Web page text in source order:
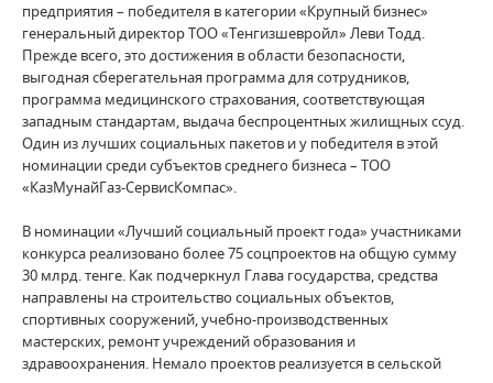
предприятия – победителя в категории «Крупный бизнес»
генеральный директор ТОО «Тенгизшевройл» Леви Тодд.
Прежде всего, это достижения в области безопасности,
выгодная сберегательная программа для сотрудников,
программа медицинского страхования, соответствующая
западным стандартам, выдача беспроцентных жилищных ссуд.
Один из лучших социальных пакетов и у победителя в этой
номинации среди субъектов среднего бизнеса – ТОО
«КазМунайГаз-СервисКомпас».
В номинации «Лучший социальный проект года» участниками
конкурса реализовано более 75 соцпроектов на общую сумму
30 млрд. тенге. Как подчеркнул Глава государства, средства
направлены на строительство социальных объектов,
спортивных сооружений, учебно-производственных
мастерских, ремонт учреждений образования и
здравоохранения. Немало проектов реализуется в сельской